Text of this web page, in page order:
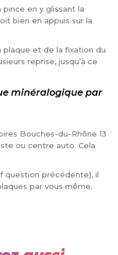
en y glissant la
bien en appuis sur la
et de la fixation du
reprise, jusqu’à ce
minéralogique par
Bouches-du-Rhône 13
ou centre auto. Cela
question précédente), il
par vous même.